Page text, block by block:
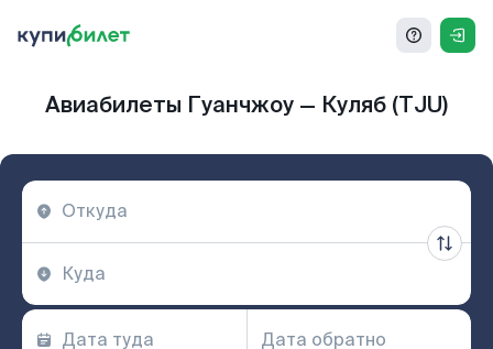
Авиабилеты Гуанчжоу — Куляб (TJU)